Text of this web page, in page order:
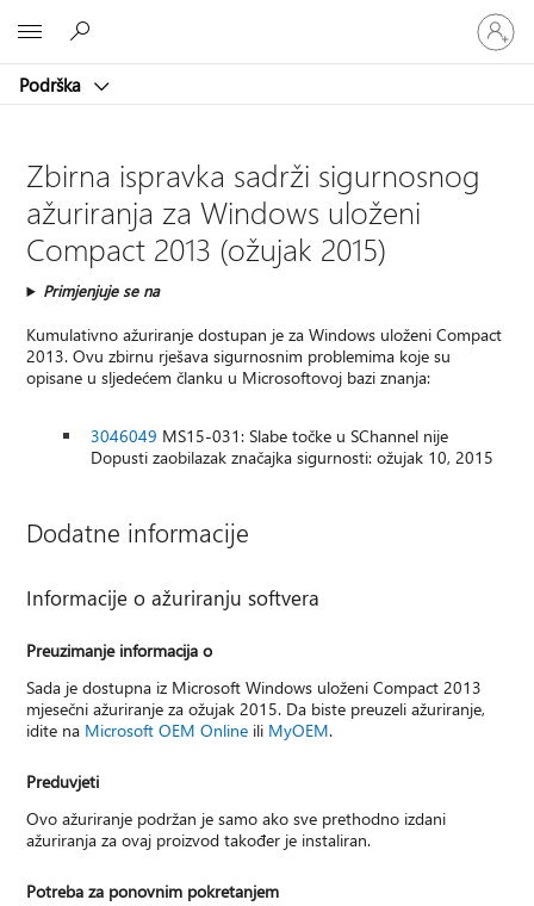
Podrška
Prijavite
se
u
račun
Zbirna ispravka sadrži sigurnosnog
ažuriranja za Windows uloženi
Compact 2013 (ožujak 2015)
Primjenjuje se na
Kumulativno ažuriranje dostupan je za Windows uloženi Compact
2013. Ovu zbirnu rješava sigurnosnim problemima koje su
opisane u sljedećem članku u Microsoftovoj bazi znanja:
3046049 MS15-031: Slabe točke u SChannel nije
Dopusti zaobilazak značajka sigurnosti: ožujak 10, 2015
Dodatne informacije
Informacije o ažuriranju softvera
Preuzimanje informacija o
Sada je dostupna iz Microsoft Windows uloženi Compact 2013
mjesečni ažuriranje za ožujak 2015. Da biste preuzeli ažuriranje,
idite na Microsoft OEM Online ili MyOEM.
Preduvjeti
Ovo ažuriranje podržan je samo ako sve prethodno izdani
ažuriranja za ovaj proizvod također je instaliran.
Potreba za ponovnim pokretanjem